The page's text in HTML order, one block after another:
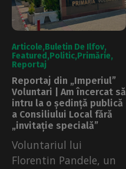
Articole Buletin De Ilfov
Featured Politic Primărie
Reportaj
Reportaj din „Imperiul”
Voluntari | Am încercat să
intru la o ședință publică
a Consiliului Local fără
„invitație specială”
Voluntariul lui
Florentin Pandele, un